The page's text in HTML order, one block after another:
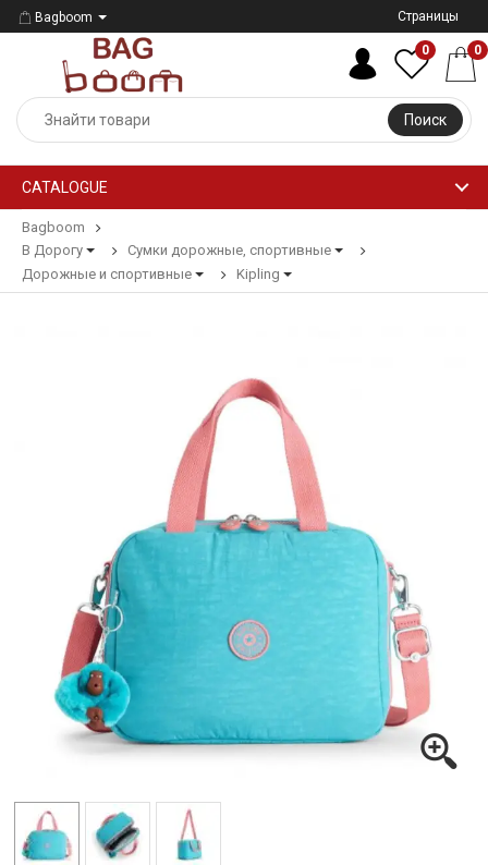
Bagboom Страницы
Поиск
0 0
CATALOGUE
Bagboom
В Дорогу
Сумки дорожные, спортивные
Дорожные и спортивные
Kipling